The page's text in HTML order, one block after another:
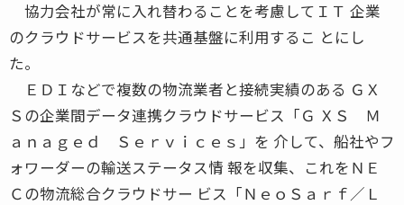
協力会社が常に入れ替わることを考慮してＩＴ 企業
のクラウドサービスを共通基盤に利用するこ とにし
た。
ＥＤＩなどで複数の物流業者と接続実績のある ＧＸ
Ｓの企業間データ連携クラウドサービス「Ｇ ＸＳ Ｍ
ａｎａｇｅｄ Ｓｅｒｖｉｃｅｓ」を 介して、船社やフ
ォワーダーの輸送ステータス情 報を収集、これをＮＥ
Ｃの物流総合クラウドサー ビス「ＮｅｏＳａｒｆ／Ｌ